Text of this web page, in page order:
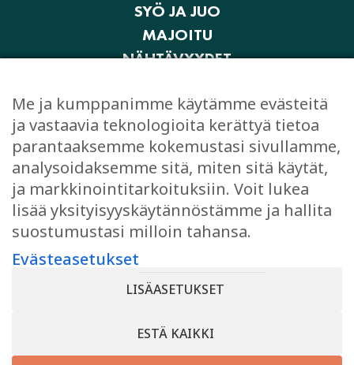
SYÖ JA JUO
MAJOITU
NÄHTÄVYYDET
OSTOKSET
JUHLI JA KOKOUSTA
EVÄSTEASETUKSET
Facebook
Me ja kumppanimme käytämme evästeitä
ja vastaavia teknologioita kerättyä tietoa
parantaaksemme kokemustasi sivullamme,
analysoidaksemme sitä, miten sitä käytät,
ja markkinointitarkoituksiin. Voit lukea
lisää yksityisyyskäytännöstämme ja hallita
suostumustasi milloin tahansa.
Evästeasetukset
LISÄASETUKSET
ESTÄ KAIKKI